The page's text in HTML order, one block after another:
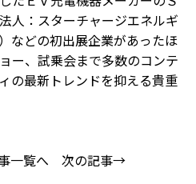
人：スターチャージエネルギ
などの初出展企業があったほ
ー、試乗会まで多数のコンテ
の最新トレンドを抑える貴重
一覧へ 次の記事→